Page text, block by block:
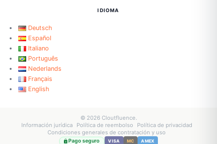
IDIOMA
Deutsch
Español
Italiano
Português
Nederlands
Français
English
© 2026 Cloutfluence.
Información jurídica
Política de reembolso
Política de privacidad
Condiciones generales de contratación y uso
Pago seguro VISA MC AMEX